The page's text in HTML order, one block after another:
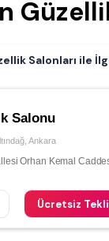
Salonları ile
Salonu
, Ankara
Orhan Kemal
Ücretsiz